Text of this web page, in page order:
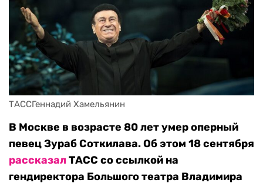
ТАССГеннадий Хамельянин
В Москве в возрасте 80 лет умер оперный
певец Зураб Соткилава. Об этом 18 сентября
рассказалТАСС со ссылкой на
гендиректора Большого театра Владимира